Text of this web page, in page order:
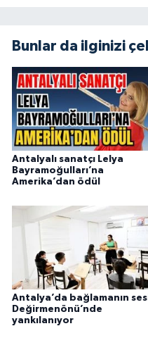
Bunlar da ilginizi
Antalyalı sanatçı Lelya
Bayramoğulları’na
Amerika’dan ödül
Antalya’da bağlamanın
Değirmenönü’nde
yankılanıyor